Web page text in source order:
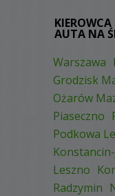
AUTA NA
Warszawa
Grodzisk
Ożarów
Piaseczno
Podkowa
Leszno
Radzymin